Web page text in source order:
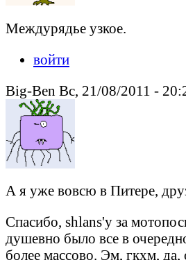
Междурядье узкое.
войти
Big-Ben Вс, 21/08/2011 -
А я уже вовсю в Питере,
Спасибо, shlans'у за
душевно было все в
более массово. Эм, гкхм,